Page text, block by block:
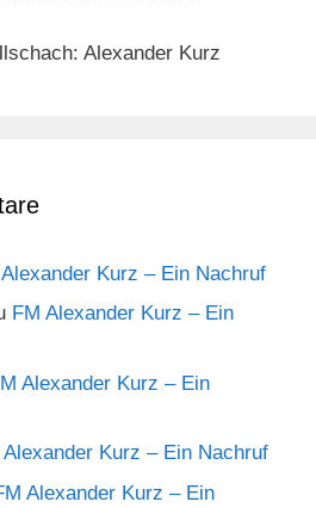
Alexander Kurz
Kurz – Ein Nachruf
FM Alexander Kurz – Ein
Alexander Kurz – Ein
Alexander Kurz – Ein Nachruf
Alexander Kurz – Ein